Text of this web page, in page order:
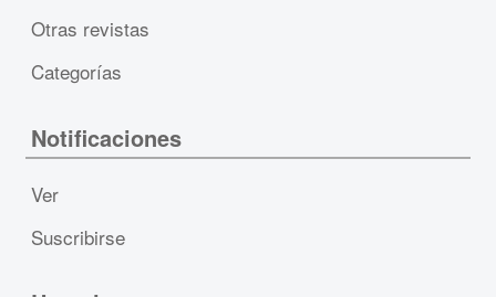
Otras revistas
Categorías
Notificaciones
Ver
Suscribirse